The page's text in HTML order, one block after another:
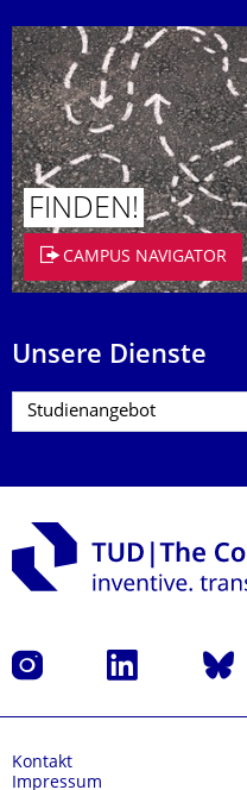
FINDEN!
CAMPUS NAVIGATOR
Unsere Dienste
Instagram LinkedIn
Kontakt
Impressum